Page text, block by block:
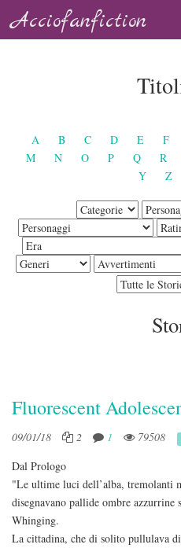
Acciofanfiction
A B C D E F
M
N O P Q R
Y
Z
Fluorescent
09/01/18 2 1 79508
Dal Prologo
"Le ultime luci dell’alba, tremolanti
disegnavano pallide ombre azzurrine
Whinging.
La cittadina, che di solito pullulava